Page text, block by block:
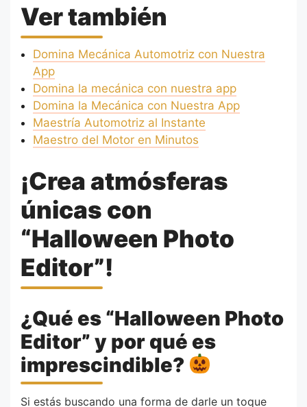
Ver también
Domina Mecánica Automotriz con Nuestra
App
Domina la mecánica con nuestra app
Domina la Mecánica con Nuestra App
Maestría Automotriz al Instante
Maestro del Motor en Minutos
¡Crea atmósferas
únicas con
“Halloween Photo
Editor”!
¿Qué es “Halloween Photo
Editor” y por qué es
imprescindible?
Si estás buscando una forma de darle un toque